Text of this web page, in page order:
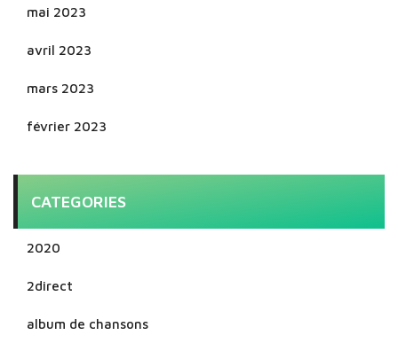
mai 2023
avril 2023
mars 2023
février 2023
CATEGORIES
2020
2direct
album de chansons